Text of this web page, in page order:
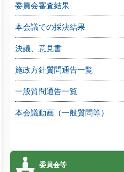
委員会審査結果
本会議での採決結果
決議、意見書
施政方針質問通告一覧
一般質問通告一覧
本会議動画（一般質問等）